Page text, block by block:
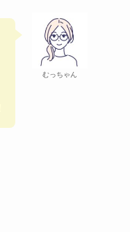
むっちゃん